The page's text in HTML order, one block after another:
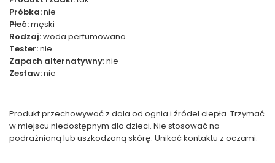
Próbka:nie
Płeć:męski
Rodzaj:woda perfumowana
Tester:nie
Zapach alternatywny:nie
Zestaw:nie
Produkt przechowywać z dala od ognia i źródeł ciepła. Trzymać
w miejscu niedostępnym dla dzieci. Nie stosować na
podrażnioną lub uszkodzoną skórę. Unikać kontaktu z oczami.